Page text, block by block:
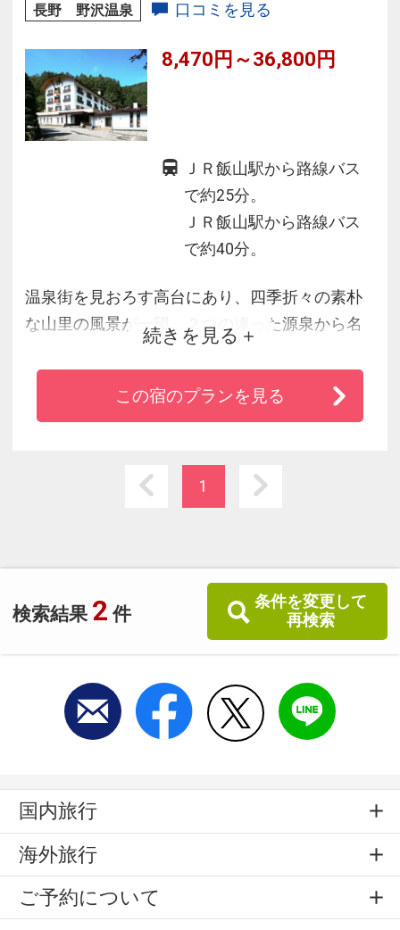
検索結果 2 件
条件を変更して
再検索
長野 野沢温泉 口コミを見る
8,470円～36,800円
ＪＲ飯山駅から路線バス
で約25分。
ＪＲ飯山駅から路線バス
で約40分。
温泉街を見おろす高台にあり、四季折々の素朴
な山里の風景が一望。２つの違った源泉から名
湯を贅沢にかけ流しています。「加水も加温も
しない」効能豊な「自然湧出の本物の天然温
泉」を何度でもゆっくりお楽しみいただけま
気さくであったかいおもてなしを心がけており
続きを見る
この宿のプランを見る
1
国内旅行
海外旅行
ご予約について